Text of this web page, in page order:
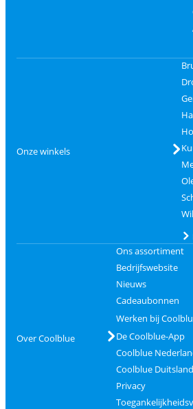
Onze winkels
Over Coolblue
Ons assortiment
Bedrijfswebsite
Nieuws
Cadeaubonnen
Werken bij
De Coolblue-App
Coolblue
Coolblue Duitsland
Privacy